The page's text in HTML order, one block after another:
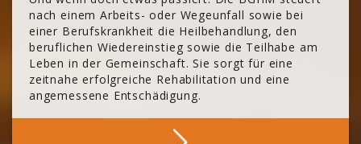
nach einem Arbeits- oder Wegeunfall sowie bei
einer Berufskrankheit die Heilbehandlung, den
beruflichen Wiedereinstieg sowie die Teilhabe am
Leben in der Gemeinschaft. Sie sorgt für eine
zeitnahe erfolgreiche Rehabilitation und eine
angemessene Entschädigung.